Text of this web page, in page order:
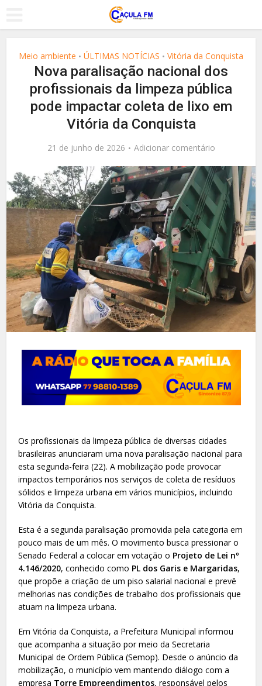
Meio ambiente • ÚLTIMAS NOTÍCIAS • Vitória da Conquista
Nova paralisação nacional dos
profissionais da limpeza pública
pode impactar coleta de lixo em
Vitória da Conquista
21 de junho de 2026 Adicionar comentário
Os profissionais da limpeza pública de diversas cidades
brasileiras anunciaram uma nova paralisação nacional para
esta segunda-feira (22). A mobilização pode provocar
impactos temporários nos serviços de coleta de resíduos
sólidos e limpeza urbana em vários municípios, incluindo
Vitória da Conquista.
Esta é a segunda paralisação promovida pela categoria em
pouco mais de um mês. O movimento busca pressionar o
Senado Federal a colocar em votação o Projeto de Lei nº
4.146/2020, conhecido como PL dos Garis e Margaridas,
que propõe a criação de um piso salarial nacional e prevê
melhorias nas condições de trabalho dos profissionais que
atuam na limpeza urbana.
Em Vitória da Conquista, a Prefeitura Municipal informou
que acompanha a situação por meio da Secretaria
Municipal de Ordem Pública (Semop). Desde o anúncio da
mobilização, o município vem mantendo diálogo com a
empresa Torre Empreendimentos, responsável pelos